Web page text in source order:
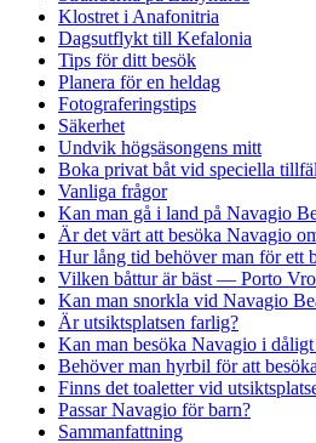
Klostret i Anafonitria
Dagsutflykt till Kefalonia
Tips för ditt besök
Planera för en heldag
Fotograferingstips
Säkerhet
Undvik högsäsongens mitt
Boka privat båt vid speciella
Vanliga frågor
Kan man gå i land på Navagio
Är det värt att besöka Navagio
Hur lång tid behöver man för ett
Vilken båttur är bäst — Porto
Kan man snorkla vid Navagio
Är utsiktsplatsen farlig?
Kan man besöka Navagio i dåligt
Behöver man hyrbil för att
Finns det toaletter vid
Passar Navagio för barn?
Sammanfattning